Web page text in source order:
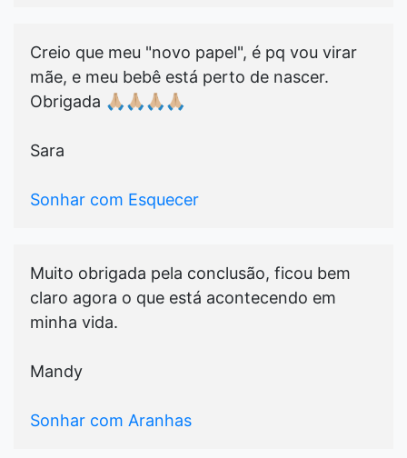
Creio que meu "novo papel", é pq vou virar
mãe, e meu bebê está perto de nascer.
Obrigada 🙏🏼🙏🏼🙏🏼🙏🏼
Sara
Sonhar com Esquecer
Muito obrigada pela conclusão, ficou bem
claro agora o que está acontecendo em
minha vida.
Mandy
Sonhar com Aranhas